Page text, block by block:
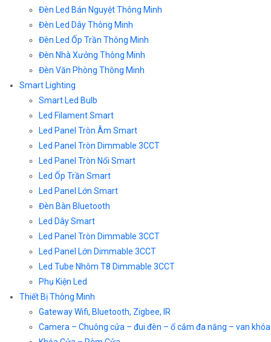
Đèn Led Bán Nguyệt Thông Minh
Đèn Led Dây Thông Minh
Đèn Led Ốp Trần Thông Minh
Đèn Nhà Xưởng Thông Minh
Đèn Văn Phòng Thông Minh
Smart Lighting
Smart Led Bulb
Led Filament Smart
Led Panel Tròn Âm Smart
Led Panel Tròn Dimmable 3CCT
Led Panel Tròn Nổi Smart
Led Ốp Trần Smart
Led Panel Lớn Smart
Đèn Bàn Bluetooth
Led Dây Smart
Led Panel Tròn Dimmable 3CCT
Led Panel Lớn Dimmable 3CCT
Led Tube Nhôm T8 Dimmable 3CCT
Phụ Kiện Led
Thiết Bị Thông Minh
Gateway Wifi, Bluetooth, Zigbee, IR
Camera – Chuông cửa – đui đèn – ổ cắm đa năng – van khóa